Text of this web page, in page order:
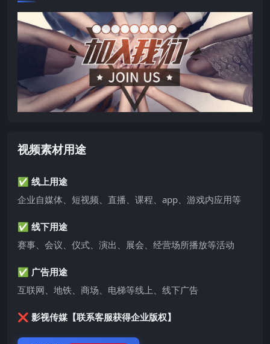
视频素材用途
✅ 线上用途
企业自媒体、短视频、直播、课程、app、游戏内应用等
✅ 线下用途
赛事、会议、仪式、演出、展会、经营场所播放等活动
✅ 广告用途
互联网、地铁、商场、电梯等线上、线下广告
❌ 影视传媒【联系客服获得企业版权】